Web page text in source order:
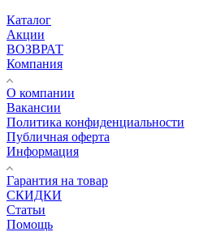
Каталог
Акции
ВОЗВРАТ
Компания
О компании
Вакансии
Политика конфиденциальности
Публичная оферта
Информация
Гарантия на товар
СКИДКИ
Статьи
Помощь